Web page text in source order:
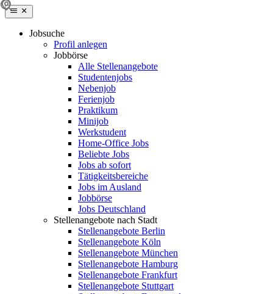
Jobsuche
Profil anlegen
Jobbörse
Alle Stellenangebote
Studentenjobs
Nebenjob
Ferienjob
Praktikum
Minijob
Werkstudent
Home-Office Jobs
Beliebte Jobs
Jobs ab sofort
Tätigkeitsbereiche
Jobs im Ausland
Jobbörse
Jobs Deutschland
Stellenangebote nach Stadt
Stellenangebote Berlin
Stellenangebote Köln
Stellenangebote München
Stellenangebote Hamburg
Stellenangebote Frankfurt
Stellenangebote Stuttgart